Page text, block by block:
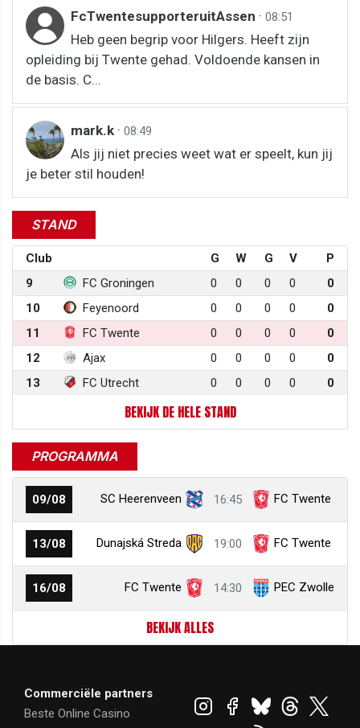
FcTwentesupporteruitAssen · 08:51
Heb geen begrip voor Hilgers. Heeft zijn
opleiding bij Twente gehad. Voldoende kansen in
de basis. C...
mark.k · 08:49
Als jij niet precies weet wat er speelt, kun jij
je beter stil houden!
STAND
Club G W G V
P
9
FC Groningen 0 0 0 0
0
10
Feyenoord 0 0 0 0
0
11
FC Twente 0 0 0 0
0
12
Ajax 0 0 0 0
0
13
FC Utrecht 0 0 0 0 0
BEKIJK DE HELE STAND
PROGRAMMA
09/08 SC Heerenveen 16:45 FC Twente
13/08 Dunajská Streda 19:00 FC Twente
16/08 FC Twente 14:30 PEC Zwolle
BEKIJK ALLES
Commerciële partners
Beste Online Casino